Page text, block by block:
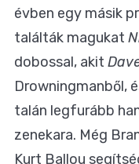
évben egy másik
találták magukat
dobossal, akit
Drowningmanből,
talán legfurább
zenekara. Még
Kurt Ballou